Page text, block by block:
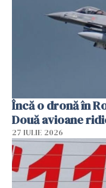
Încă o dronă în
Două avioane
27 IULIE 2026